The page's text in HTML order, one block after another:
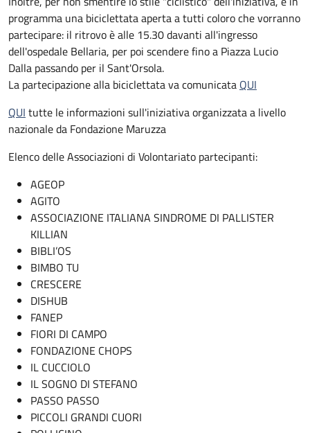
programma una biciclettata aperta a tutti coloro che vorranno
partecipare: il ritrovo è alle 15.30 davanti all'ingresso
dell'ospedale Bellaria, per poi scendere fino a Piazza Lucio
Dalla passando per il Sant'Orsola.
La partecipazione alla biciclettata va comunicata QUI
QUI tutte le informazioni sull'iniziativa organizzata a livello
nazionale da Fondazione Maruzza
Elenco delle Associazioni di Volontariato partecipanti:
AGEOP
AGITO
ASSOCIAZIONE ITALIANA SINDROME DI PALLISTER
KILLIAN
BIBLI’OS
BIMBO TU
CRESCERE
DISHUB
FANEP
FIORI DI CAMPO
FONDAZIONE CHOPS
IL CUCCIOLO
IL SOGNO DI STEFANO
PASSO PASSO
PICCOLI GRANDI CUORI